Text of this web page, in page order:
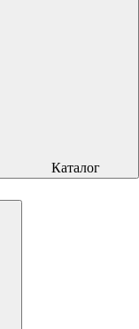
Каталог